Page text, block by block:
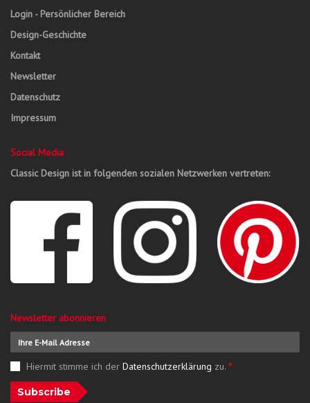
Login - Persönlicher Bereich
Design-Geschichte
Kontakt
Newsletter
Datenschutz
Impressum
Social Media
Classic Design ist in folgenden sozialen Netzwerken vertreten:
Newsletter abonnieren
Hiermit stimme ich der Datenschutzerklärung zu. *
Subscribe